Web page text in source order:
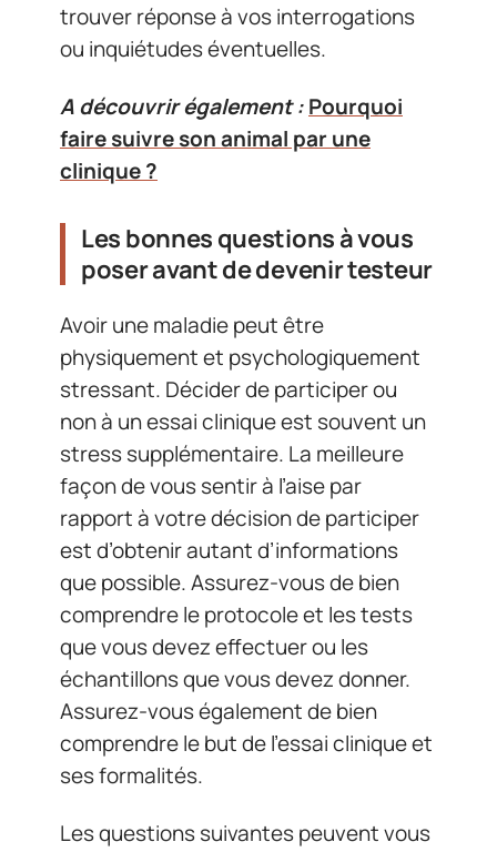
trouver réponse à vos interrogations
ou inquiétudes éventuelles.
A découvrir également :Pourquoi
faire suivre son animal par une
clinique ?
Les bonnes questions à vous
poser avant de devenir testeur
Avoir une maladie peut être
physiquement et psychologiquement
stressant. Décider de participer ou
non à un essai clinique est souvent un
stress supplémentaire. La meilleure
façon de vous sentir à l’aise par
rapport à votre décision de participer
est d’obtenir autant d’informations
que possible. Assurez-vous de bien
comprendre le protocole et les tests
que vous devez effectuer ou les
échantillons que vous devez donner.
Assurez-vous également de bien
comprendre le but de l’essai clinique et
ses formalités.
Les questions suivantes peuvent vous